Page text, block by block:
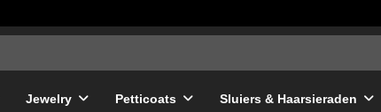
Jewelry Petticoats Sluiers & Haarsieraden